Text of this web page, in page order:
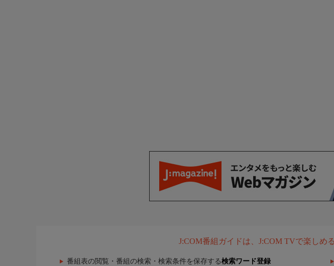
J:COM番組ガイドは、J:COM TVで楽しめ
番組表の閲覧・番組の検索・検索条件を保存する検索ワード登録